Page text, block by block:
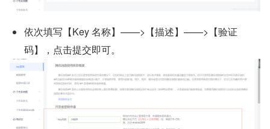
依次填写【Key 名称】——>【描述】——>【验证
码】，点击提交即可。